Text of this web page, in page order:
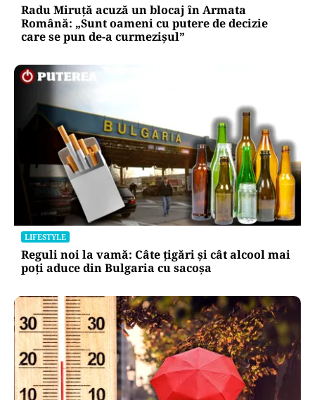
Radu Miruță acuză un blocaj în Armata
Română: „Sunt oameni cu putere de decizie
care se pun de-a curmezișul”
LIFESTYLE
Reguli noi la vamă: Câte țigări și cât alcool mai
poți aduce din Bulgaria cu sacoșa